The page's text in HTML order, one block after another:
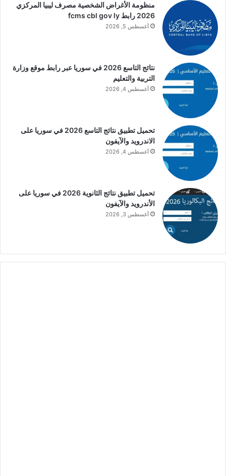
منظومة الأغراض الشخصية مصرف ليبيا المركزي
2026 رابط fcms cbl gov ly
أغسطس 5, 2026
نتائج التاسع 2026 في سوريا عبر رابط موقع وزارة
التربية والتعليم
أغسطس 4, 2026
تحميل تطبيق نتائج التاسع 2026 في سوريا على
الاندرويد والآيفون
أغسطس 4, 2026
تحميل تطبيق نتائج الثانوية 2026 في سوريا على
الأندرويد والآيفون
أغسطس 3, 2026